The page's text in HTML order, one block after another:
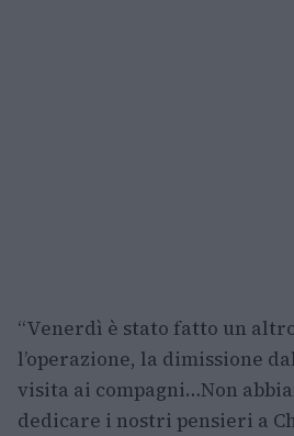
“Venerdì è stato fatto un
l’operazione, la dimissione
visita ai compagni…Non
dedicare i nostri pensieri a